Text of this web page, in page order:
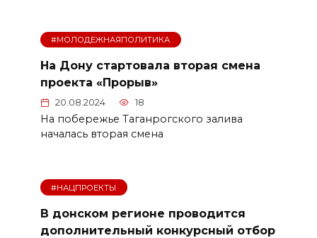
#МОЛОДЕЖНАЯПОЛИТИКА
На Дону стартовала вторая смена
проекта «Прорыв»
20.08.2024 18
На побережье Таганрогского залива
началась вторая смена
#НАЦПРОЕКТЫ
В донском регионе проводится
дополнительный конкурсный отбор